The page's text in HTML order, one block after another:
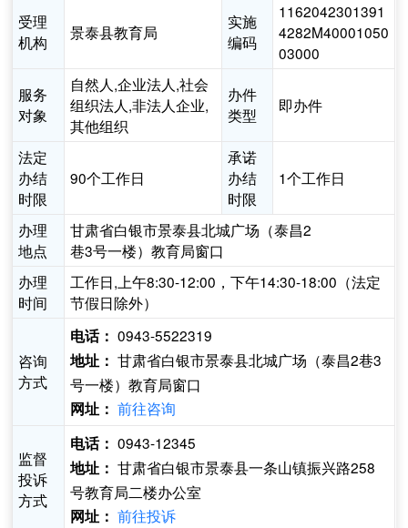
受理
机构
景泰县教育局
实施
编码
1162042301391
4282M40001050
03000
服务
对象
自然人,企业法人,社会
组织法人,非法人企业,
其他组织
办件
类型
即办件
法定
办结
时限
90个工作日
承诺
办结
时限
1个工作日
办理
地点
甘肃省白银市景泰县北城广场（泰昌2
巷3号一楼）教育局窗口
办理
时间
工作日,上午8:30-12:00，下午14:30-18:00（法定
节假日除外）
咨询
方式
电话： 0943-5522319
地址： 甘肃省白银市景泰县北城广场（泰昌2巷3
号一楼）教育局窗口
网址： 前往咨询
监督
投诉
方式
电话： 0943-12345
地址： 甘肃省白银市景泰县一条山镇振兴路258
号教育局二楼办公室
网址： 前往投诉